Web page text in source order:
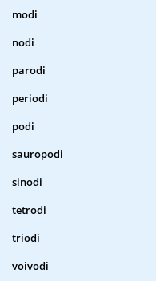
modi
nodi
parodi
periodi
podi
sauropodi
sinodi
tetrodi
triodi
voivodi